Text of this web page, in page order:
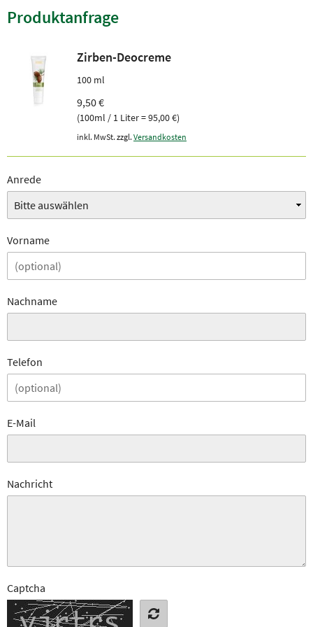
Produktanfrage
Zirben-Deocreme
100 ml
9,50 €
(100ml / 1 Liter = 95,00 €)
inkl. MwSt. zzgl. Versandkosten
Anrede
Vorname
Nachname
Telefon
E-Mail
Nachricht
Captcha